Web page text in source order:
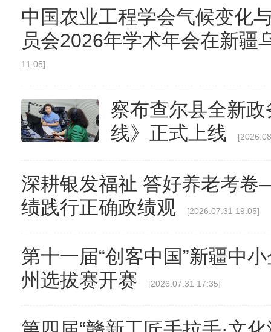
中国农业工程学会气候变化
员会2026年学术年会在新疆
11:05]
察布查尔县全新
线》正式上线
深耕银发福祉 答好养老考
绩践行正确政绩观
[2026.07.31 19:05]
第十一届“创客中国”新疆中
州选拔赛开赛
[2026.07.31 17:35]